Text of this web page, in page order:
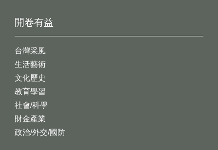
開卷有益
台灣采風
生活藝術
文化歷史
教育學習
社會/科學
財金產業
政治/外交/國防